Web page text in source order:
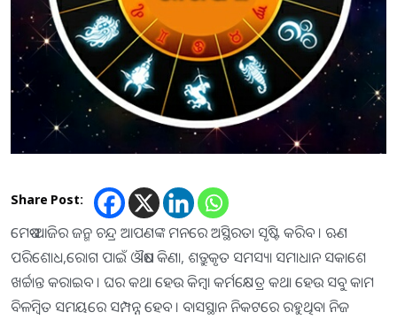
Share Post:
ମେଷ-ଆଜିର ଜନ୍ମ ଚନ୍ଦ୍ର ଆପଣଙ୍କ ମନରେ ଅସ୍ଥିରତା ସୃଷ୍ଟି କରିବ । ଋଣ
ପରିଶୋଧ,ରୋଗ ପାଇଁ ଔଷଧ କିଣା, ଶତ୍ରୁକୃତ ସମସ୍ୟା ସମାଧାନ ସକାଶେ
ଖର୍ଚ୍ଚାନ୍ତ କରାଇବ । ଘର କଥା ହେଉ କିମ୍ବା କର୍ମକ୍ଷେତ୍ର କଥା ହେଉ ସବୁ କାମ
ବିଳମ୍ବିତ ସମୟରେ ସମ୍ପନ୍ନ ହେବ । ବାସସ୍ଥାନ ନିକଟରେ ରହୁଥିବା ନିଜ